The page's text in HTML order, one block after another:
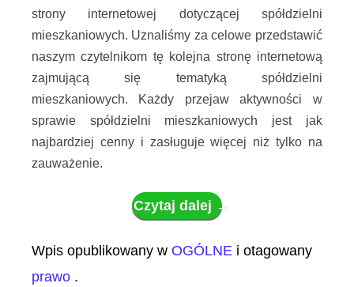
strony internetowej dotyczącej spółdzielni
mieszkaniowych. Uznaliśmy za celowe przedstawić
naszym czytelnikom tę kolejna stronę internetową
zajmującą się tematyką spółdzielni
mieszkaniowych. Każdy przejaw aktywności w
sprawie spółdzielni mieszkaniowych jest jak
najbardziej cenny i zasługuje więcej niż tylko na
zauważenie.
Czytaj dalej →
Wpis opublikowany w OGÓLNE i otagowany
prawo .